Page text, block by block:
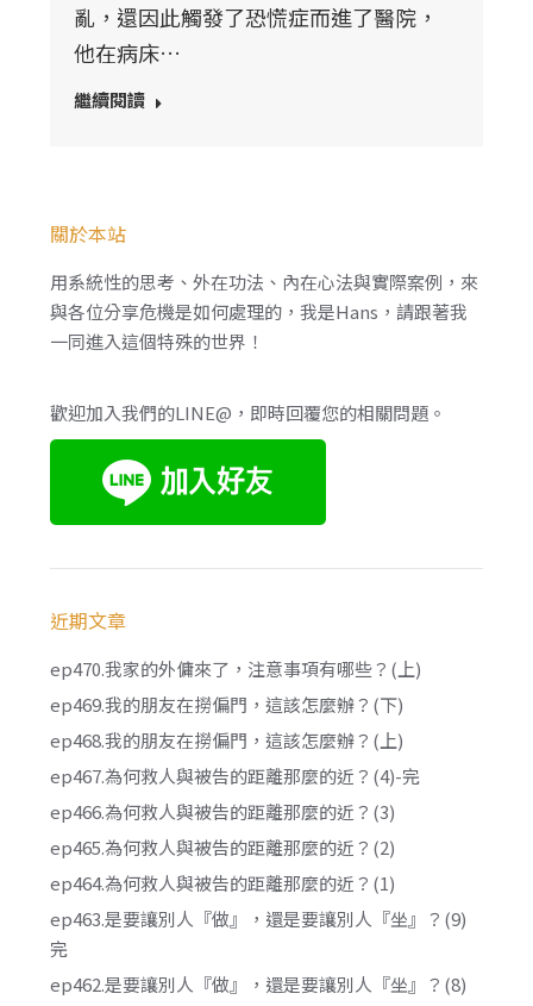
亂，還因此觸發了恐慌症而進了醫院，
他在病床…
繼續閱讀
關於本站
用系統性的思考、外在功法、內在心法與實際案例，來
與各位分享危機是如何處理的，我是Hans，請跟著我
一同進入這個特殊的世界！
歡迎加入我們的LINE@，即時回覆您的相關問題。
近期文章
ep470.我家的外傭來了，注意事項有哪些？(上)
ep469.我的朋友在撈偏門，這該怎麼辦？(下)
ep468.我的朋友在撈偏門，這該怎麼辦？(上)
ep467.為何救人與被告的距離那麼的近？(4)-完
ep466.為何救人與被告的距離那麼的近？(3)
ep465.為何救人與被告的距離那麼的近？(2)
ep464.為何救人與被告的距離那麼的近？(1)
ep463.是要讓別人『做』，還是要讓別人『坐』？(9)
完
ep462.是要讓別人『做』，還是要讓別人『坐』？(8)